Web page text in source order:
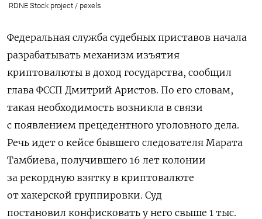
RDNE Stock project / pexels
Федеральная служба судебных приставов начала
разрабатывать механизм изъятия
криптовалюты в доход государства, сообщил
глава ФССП Дмитрий Аристов. По его словам,
такая необходимость возникла в связи
с появлением прецедентного уголовного дела.
Речь идет о кейсе бывшего следователя Марата
Тамбиева, получившего 16 лет колонии
за рекордную взятку в криптовалюте
от хакерской группировки. Суд
постановил конфисковать у него свыше 1 тыс.